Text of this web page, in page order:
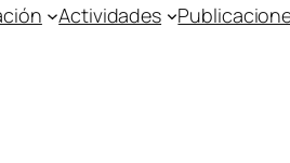
Actividades